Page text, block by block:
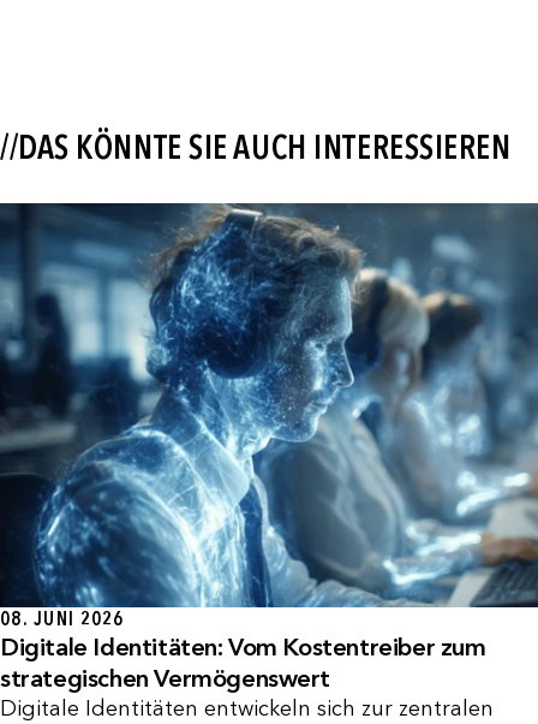
//DAS KÖNNTE SIE AUCH INTERESSIEREN
08. JUNI 2026
Digitale Identitäten: Vom Kostentreiber zum
strategischen Vermögenswert
Digitale Identitäten entwickeln sich zur zentralen